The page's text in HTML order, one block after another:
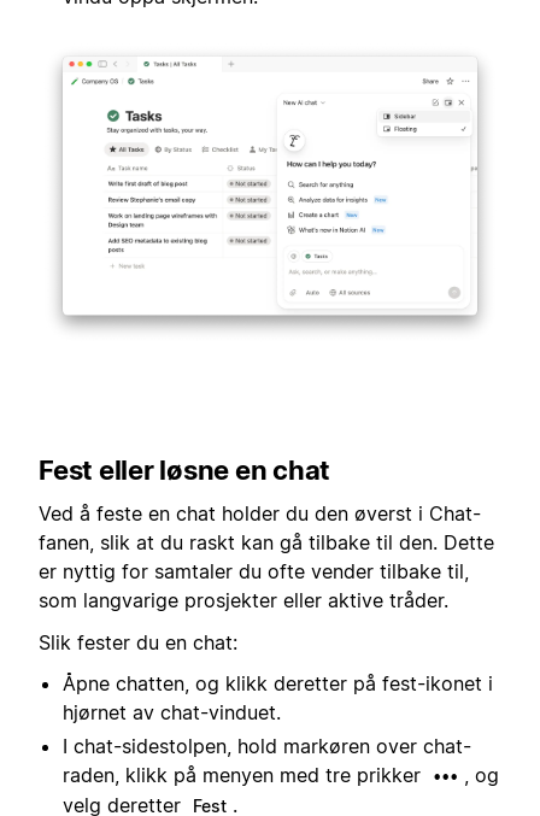
Fest eller løsne en chat
Ved å feste en chat holder du den øverst i Chat-
fanen, slik at du raskt kan gå tilbake til den. Dette
er nyttig for samtaler du ofte vender tilbake til,
som langvarige prosjekter eller aktive tråder.
Slik fester du en chat:
Åpne chatten, og klikk deretter på fest-ikonet i
hjørnet av chat-vinduet.
I chat-sidestolpen, hold markøren over chat-
raden, klikk på menyen med tre prikker
••• , og
velg deretter
Fest .